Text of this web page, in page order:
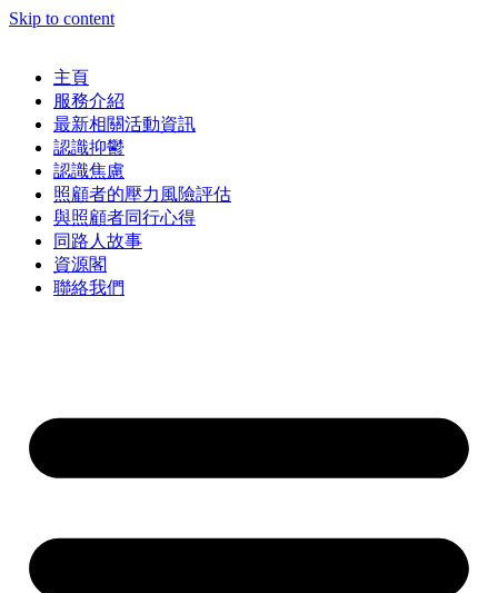
Skip to content
主頁
服務介紹
最新相關活動資訊
認識抑鬱
認識焦慮
照顧者的壓力風險評估
與照顧者同行心得
同路人故事
資源閣
聯絡我們